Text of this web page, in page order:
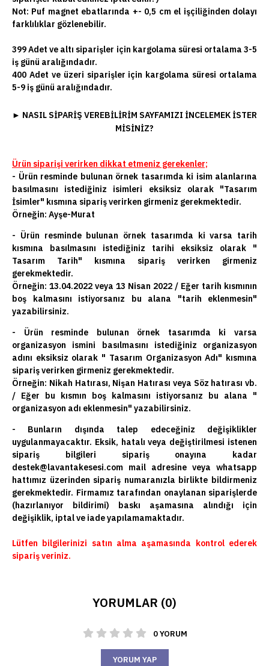
Not: Puf magnet ebatlarında +- 0,5 cm el işçiliğinden dolayı
farklılıklar gözlenebilir.
399 Adet ve altı siparişler için kargolama süresi ortalama 3-5
iş günü aralığındadır.
400 Adet ve üzeri siparişler için kargolama süresi ortalama
5-9 iş günü aralığındadır.
► NASIL SIPARIŞ VEREBILIRIM SAYFAMIZI INCELEMEK ISTER
MISINIZ?
Ürün siparişi verirken dikkat etmeniz gerekenler;
- Ürün resminde bulunan örnek tasarımda ki isim alanlarına
basılmasını istediğiniz isimleri eksiksiz olarak "Tasarım
İsimler" kısmına sipariş verirken girmeniz gerekmektedir.
Örneğin: Ayşe-Murat
- Ürün resminde bulunan örnek tasarımda ki varsa tarih
kısmına basılmasını istediğiniz tarihi eksiksiz olarak "
Tasarım Tarih" kısmına sipariş verirken girmeniz
gerekmektedir.
Örneğin: 13.04.2022 veya 13 Nisan 2022 / Eğer tarih kısmının
boş kalmasını istiyorsanız bu alana "tarih eklenmesin"
yazabilirsiniz.
- Ürün resminde bulunan örnek tasarımda ki varsa
organizasyon ismini basılmasını istediğiniz organizasyon
adını eksiksiz olarak " Tasarım Organizasyon Adı" kısmına
sipariş verirken girmeniz gerekmektedir.
Örneğin: Nikah Hatırası, Nişan Hatırası veya Söz hatırası vb.
/ Eğer bu kısmın boş kalmasını istiyorsanız bu alana "
organizasyon adı eklenmesin" yazabilirsiniz.
- Bunların dışında talep edeceğiniz değişiklikler
uygulanmayacaktır. Eksik, hatalı veya değiştirilmesi istenen
sipariş bilgileri sipariş onayına kadar
destek@lavantakesesi.com mail adresine veya whatsapp
hattımız üzerinden sipariş numaranızla birlikte bildirmeniz
gerekmektedir. Firmamız tarafından onaylanan siparişlerde
(hazırlanıyor bildirimi) baskı aşamasına alındığı için
değişiklik, iptal ve iade yapılamamaktadır.
Lütfen bilgilerinizi satın alma aşamasında kontrol ederek
sipariş veriniz.
YORUMLAR (0)
0 YORUM
YORUM YAP